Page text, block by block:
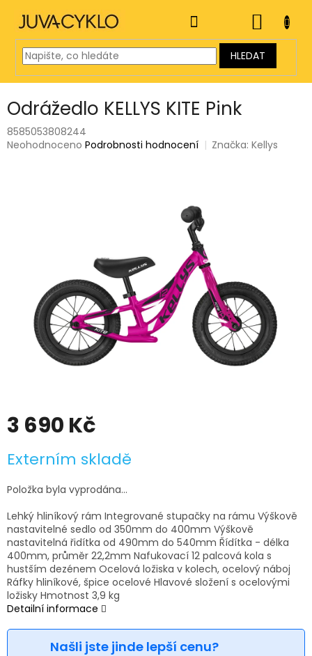
obsah
HLEDAT
KOŠÍK
Odrážedlo KELLYS KITE Pink
8585053808244
Průměrné
Neohodnoceno Podrobnosti hodnocení Značka:Kellys
3 690 Kč
cena:
Externím skladě
Položka byla vyprodána…
Lehký hliníkový rám Integrované stupačky na rámu Výškově
nastavitelné sedlo od 350mm do 400mm Výškově
nastavitelná řidítka od 490mm do 540mm Řídítka - délka
400mm, průměr 22,2mm Nafukovací 12 palcová kola s
hustším dezénem Ocelová ložiska v kolech, ocelový náboj
Ráfky hliníkové, špice ocelové Hlavové složení s ocelovými
ložisky Hmotnost 3,9 kg
Detailní informace
Našli jste jinde lepší cenu?